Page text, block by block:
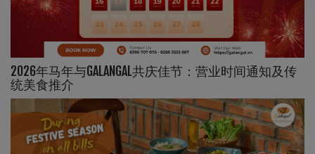
2026年马年与GALANGAL共庆佳节：营业时间通知及传
统美食推介